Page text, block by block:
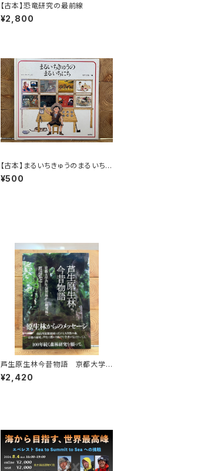
【古本】恐竜研究の最前線
¥2,800
【古本】まるいちきゅうのまるいち
にち
¥500
芦生原生林今昔物語 京都大学
芦生演習林から研究林へ
¥2,420